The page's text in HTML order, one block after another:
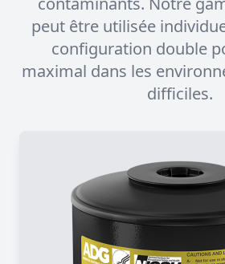
peut être utilisée
configuration double
maximal dans les
difficiles.